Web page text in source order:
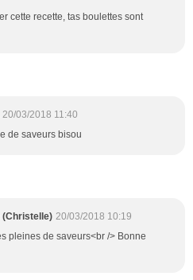
cette recette, tas boulettes sont
20/03/2018 11:40
de saveurs bisou
(Christelle) 20/03/2018 10:19
pleines de saveurs<br /> Bonne